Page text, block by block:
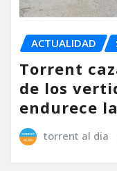
ACTUALIDAD
Torrent
de los
endurece
torrent al dia